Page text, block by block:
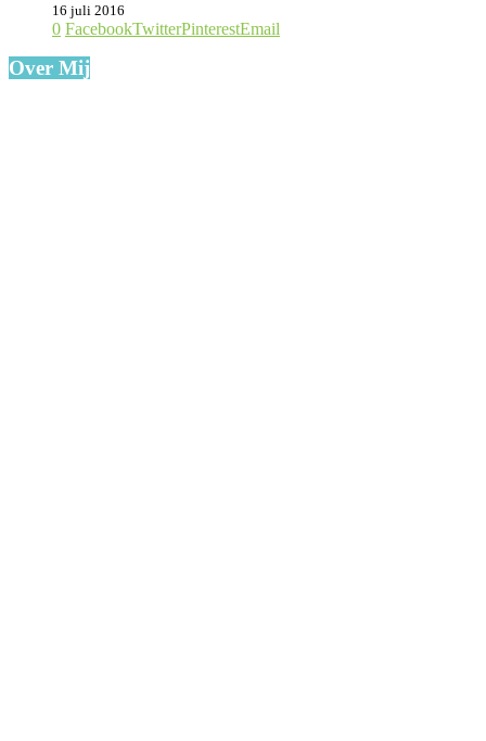
16 juli 2016
0 FacebookTwitterPinterestEmail
Over Mij